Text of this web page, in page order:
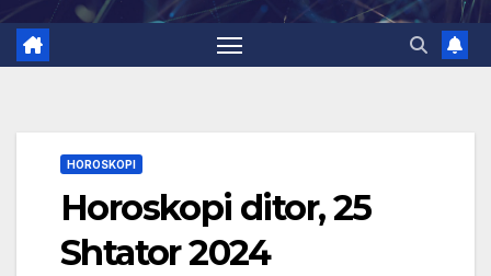
HOROSKOPI
Horoskopi ditor, 25
Shtator 2024